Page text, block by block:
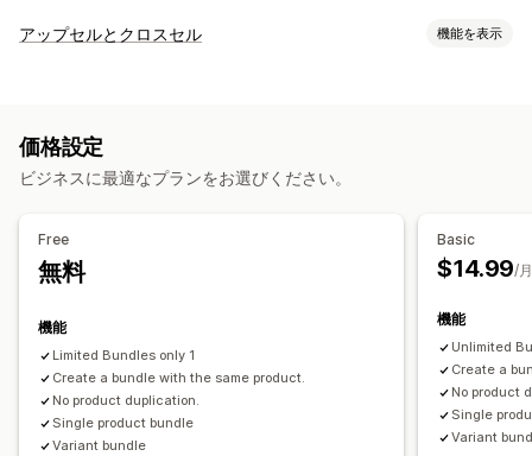
バンドルタイプ
カスタムバンドル
固定価格設定
ディスカウント
ボリュームディスカウント
一括価格設定
アップセルとクロスセル 機能を表示
オファーとおすすめ
価格設定
ビジネスに最適なプランをお選びください。
Free
無料
機能
Limited Bundles only 1
Create a bundle with the same product.
No product duplication.
Single product bundle
Variant bundle
Basic
$14.99/
機能
Unlimited
Create a
No product
Single
Variant